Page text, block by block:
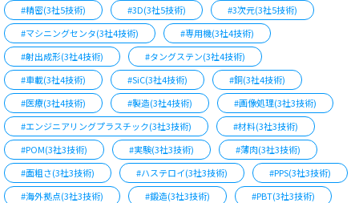
#精密(3社5技術)
#3D(3社5技術)
#3次元(3社5技術)
#マシニングセンタ(3社4技術)
#専用機(3社4技術)
#射出成形(3社4技術)
#タングステン(3社4技術)
#車載(3社4技術)
#SiC(3社4技術)
#銅(3社4技術)
#医療(3社4技術)
#製造(3社4技術)
#画像処理(3社3技術)
#エンジニアリングプラスチック(3社3技術)
#材料(3社3技術)
#POM(3社3技術)
#実験(3社3技術)
#薄肉(3社3技術)
#面粗さ(3社3技術)
#ハステロイ(3社3技術)
#PPS(3社3技術)
#海外拠点(3社3技術)
#鍛造(3社3技術)
#PBT(3社3技術)